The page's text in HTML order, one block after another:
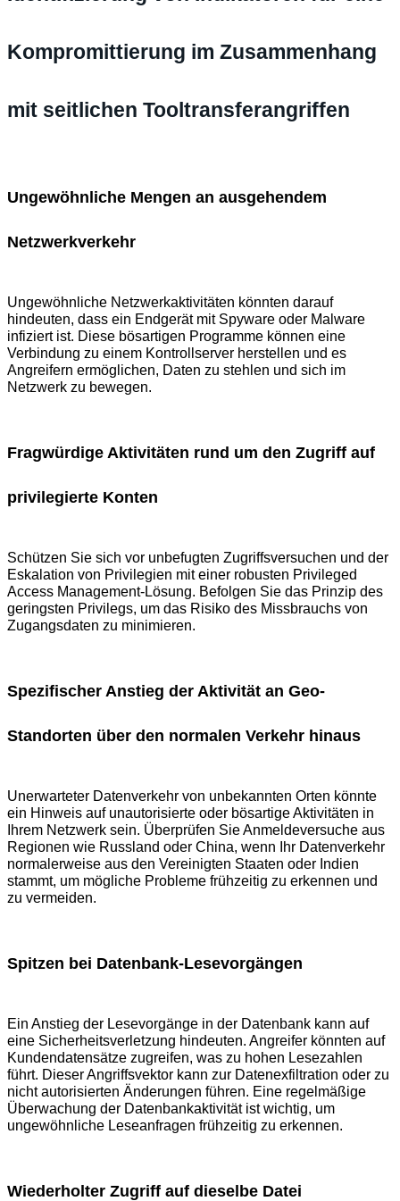
Kompromittierung im Zusammenhang
mit seitlichen Tooltransferangriffen
Ungewöhnliche Mengen an ausgehendem
Netzwerkverkehr
Ungewöhnliche Netzwerkaktivitäten könnten darauf
hindeuten, dass ein Endgerät mit Spyware oder Malware
infiziert ist. Diese bösartigen Programme können eine
Verbindung zu einem Kontrollserver herstellen und es
Angreifern ermöglichen, Daten zu stehlen und sich im
Netzwerk zu bewegen.
Fragwürdige Aktivitäten rund um den Zugriff auf
privilegierte Konten
Schützen Sie sich vor unbefugten Zugriffsversuchen und der
Eskalation von Privilegien mit einer robusten Privileged
Access Management-Lösung. Befolgen Sie das Prinzip des
geringsten Privilegs, um das Risiko des Missbrauchs von
Zugangsdaten zu minimieren.
Spezifischer Anstieg der Aktivität an Geo-
Standorten über den normalen Verkehr hinaus
Unerwarteter Datenverkehr von unbekannten Orten könnte
ein Hinweis auf unautorisierte oder bösartige Aktivitäten in
Ihrem Netzwerk sein. Überprüfen Sie Anmeldeversuche aus
Regionen wie Russland oder China, wenn Ihr Datenverkehr
normalerweise aus den Vereinigten Staaten oder Indien
stammt, um mögliche Probleme frühzeitig zu erkennen und
zu vermeiden.
Spitzen bei Datenbank-Lesevorgängen
Ein Anstieg der Lesevorgänge in der Datenbank kann auf
eine Sicherheitsverletzung hindeuten. Angreifer könnten auf
Kundendatensätze zugreifen, was zu hohen Lesezahlen
führt. Dieser Angriffsvektor kann zur Datenexfiltration oder zu
nicht autorisierten Änderungen führen. Eine regelmäßige
Überwachung der Datenbankaktivität ist wichtig, um
ungewöhnliche Leseanfragen frühzeitig zu erkennen.
Wiederholter Zugriff auf dieselbe Datei